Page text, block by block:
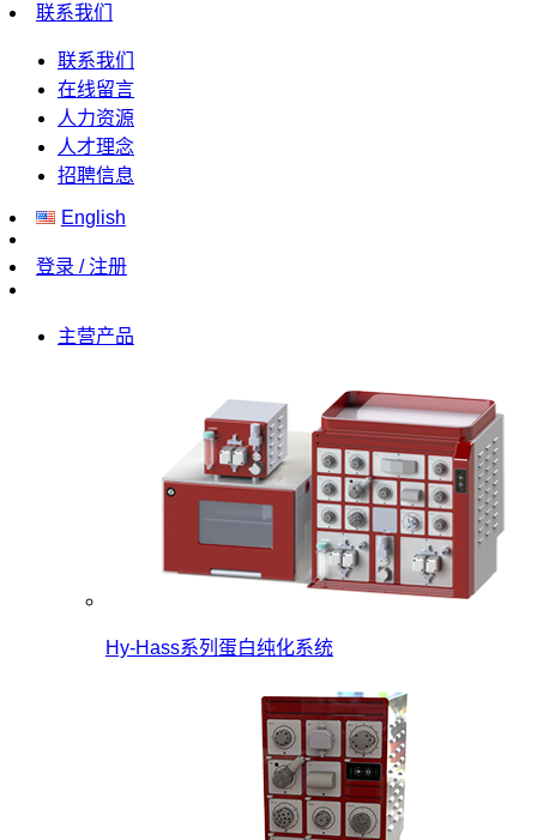
联系我们
联系我们
在线留言
人力资源
人才理念
招聘信息
English
登录 / 注册
主营产品
Hy-Hass系列蛋白纯化系统